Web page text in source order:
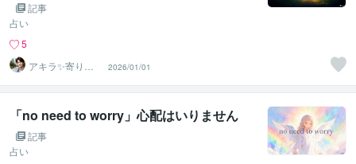
記事
占い
5
アキラ✨寄り添
う聴き手 迷い不
安の相談室
2026/01/01
「no need to worry」心配はいりません
記事
占い